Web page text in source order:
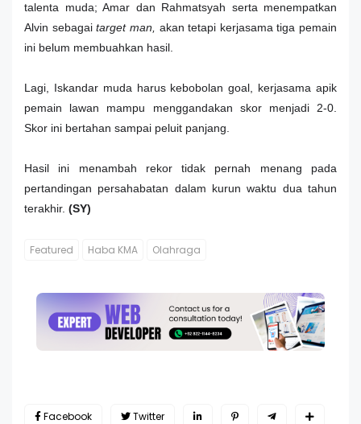
talenta muda; Amar dan Rahmatsyah serta menempatkan
Alvin sebagaitarget man, akan tetapi kerjasama tiga pemain
ini belum membuahkan hasil.
Lagi, Iskandar muda harus kebobolan goal, kerjasama apik
pemain lawan mampu menggandakan skor menjadi 2-0.
Skor ini bertahan sampai peluit panjang.
Hasil ini menambah rekor tidak pernah menang pada
pertandingan persahabatan dalam kurun waktu dua tahun
terakhir. (SY)
Featured Haba KMA Olahraga
Facebook Twitter